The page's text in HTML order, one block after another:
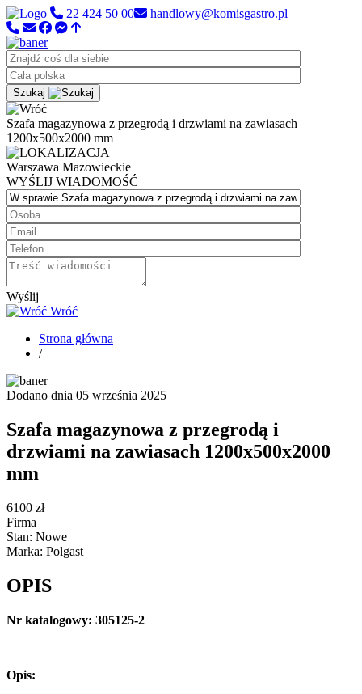
22 424 50 00 handlowy@komisgastro.pl
Szukaj
Szafa magazynowa z przegrodą i drzwiami na zawiasach
1200x500x2000 mm
Warszawa Mazowieckie
WYŚLIJ WIADOMOŚĆ
Wyślij
Wróć
Strona główna
/
Dodano dnia 05 września 2025
Szafa magazynowa z przegrodą i
drzwiami na zawiasach 1200x500x2000
mm
6100 zł
Firma
Stan: Nowe
Marka: Polgast
OPIS
Nr katalogowy: 305125-2
Opis: